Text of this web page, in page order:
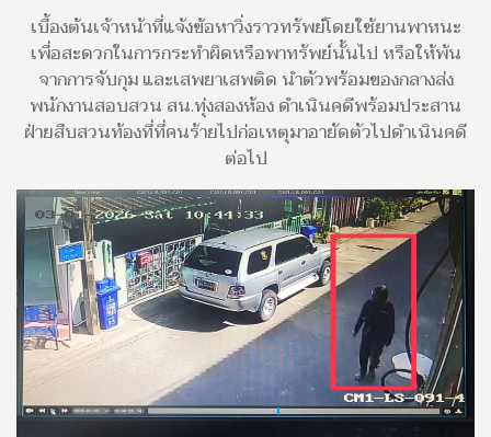
เบื้องต้นเจ้าหน้าที่แจ้งข้อหาวิ่งราวทรัพย์โดยใช้ยานพาหนะ
เพื่อสะดวกในการกระทำผิดหรือพาทรัพย์นั้นไป หรือให้พ้น
จากการจับกุม และเสพยาเสพติด นำตัวพร้อมของกลางส่ง
พนักงานสอบสวน สน.ทุ่งสองห้อง ดำเนินคดีพร้อมประสาน
ฝ่ายสืบสวนท้องที่ที่คนร้ายไปก่อเหตุมาอายัดตัวไปดำเนินคดี
ต่อไป